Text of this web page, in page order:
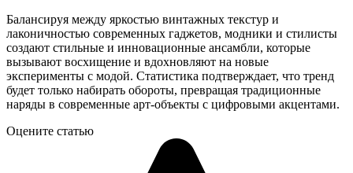
Балансируя между яркостью винтажных текстур и
лаконичностью современных гаджетов, модники и стилисты
создают стильные и инновационные ансамбли, которые
вызывают восхищение и вдохновляют на новые
эксперименты с модой. Статистика подтверждает, что тренд
будет только набирать обороты, превращая традиционные
наряды в современные арт-объекты с цифровыми акцентами.
Оцените статью